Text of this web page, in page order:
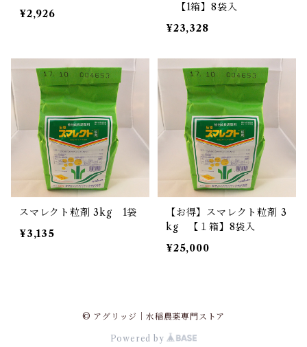
¥2,926
【1箱】8袋入
¥23,328
スマレクト粒剤 3kg 1袋
¥3,135
【お得】スマレクト粒剤 3
kg 【１箱】8袋入
¥25,000
© アグリッジ｜水稲農薬専門ストア
Powered by